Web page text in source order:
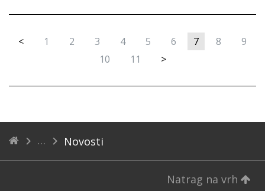
< 1 2 3 4 5 6 7 8
9
10
11 >
Novosti
Natrag na vrh